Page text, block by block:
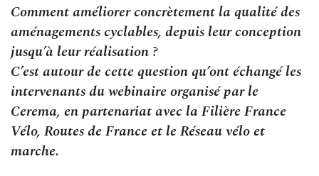
Comment améliorer concrètement la qualité des
aménagements cyclables, depuis leur conception
jusqu’à leur réalisation ?
C’est autour de cette question qu’ont échangé les
intervenants du webinaire organisé par le
Cerema, en partenariat avec la Filière France
Vélo, Routes de France et le Réseau vélo et
marche.